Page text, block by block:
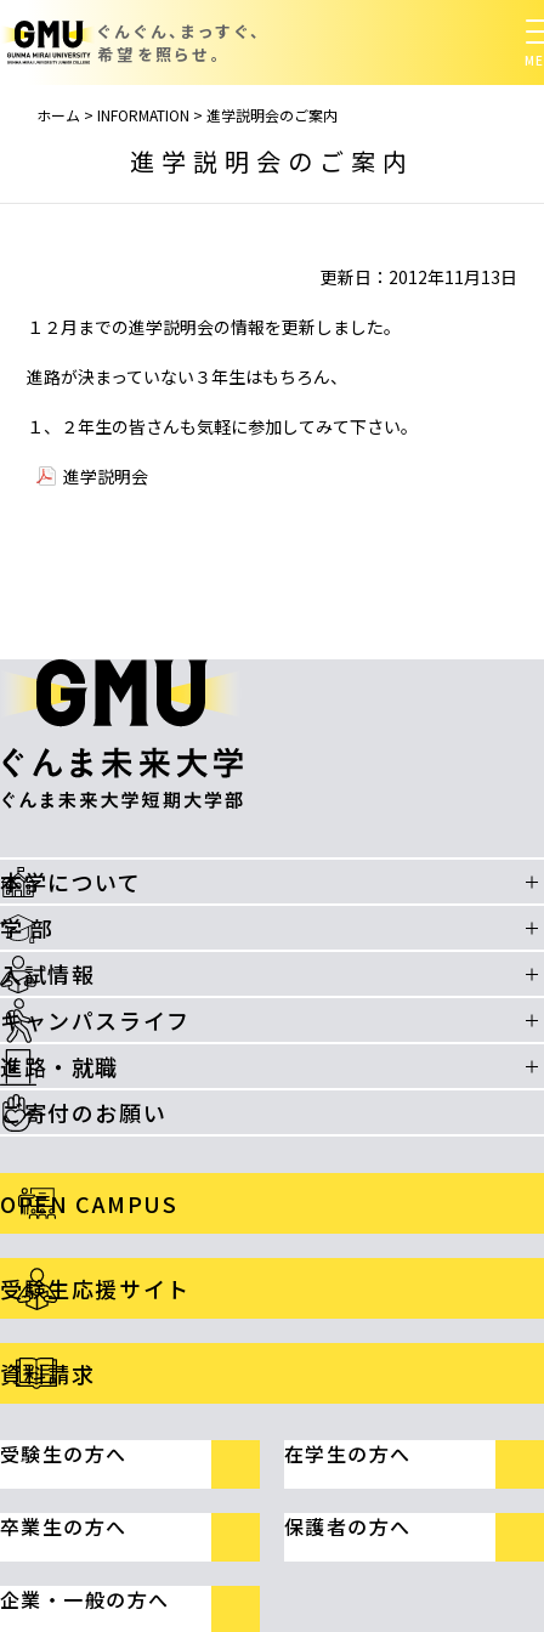
ぐんぐん、まっすぐ、
希望を照らせ。
ホーム > INFORMATION > 進学説明会のご案内
進学説明会のご案内
更新日：2012年11月13日
１２月までの進学説明会の情報を更新しました。
進路が決まっていない３年生はもちろん、
１、２年生の皆さんも気軽に参加してみて下さい。
進学説明会
本学について
学 部
入試情報
キャンパスライフ
進路・就職
ご寄付のお願い
OPEN CAMPUS
受験生応援サイト
資料請求
受験生の方へ 在学生の方へ
卒業生の方へ 保護者の方へ
企業・一般の方へ